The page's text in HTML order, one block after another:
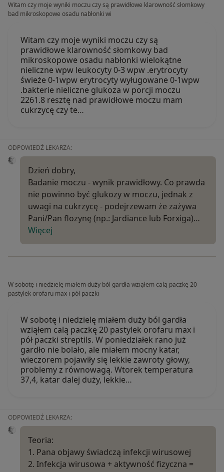
Witam czy moje wyniki moczu czy są prawidłowe klarowność słomkowy
bad mikroskopowe osadu nabłonki wi
Witam czy moje wyniki moczu czy są
prawidłowe klarowność słomkowy bad
mikroskopowe osadu nabłonki wielokątne
nieliczne wpw leukocyty 0-3 wpw .erytrocyty
świeże 0-1wpw erytrocyty wyługowane 0-1wpw
.bakterie nieliczne glukoza w porcji moczu
2261.8 resztę nad prawidłowe moczu mam
cukrzycę czy te…
ODPOWIEDŹ LEKARZA:
Dzień dobry,
Badanie moczu - wynik prawidłowy. Co prawda
nie powinno być glukozy w moczu, jednak z
uwagi na cukrzycę - podejrzewam że zażywa
Pani/Pan flozynę (np.: Jardiance lub Forxiga)…
Więcej
W sobotę i niedzielę miałem duży ból gardła wziąłem calą paczkę 20
pastylek orofaru max i pół paczki
W sobotę i niedzielę miałem duży ból gardła
wziąłem calą paczkę 20 pastylek orofaru max i
pół paczki streptils. W poniedziałek rano już
gardło nie bolało, ale miałem mocny katar,
wieczorem pojawiły się lekkie zawroty głowy,
problemy z równowagą. Wtorek temperatura
37,4, katar dalej duży, lekkie…
ODPOWIEDŹ LEKARZA:
Teoria:
1. Pana objawy świadczą infekcji wirusowej
2. Infekcja wirusowa + aktywność fizyczna =